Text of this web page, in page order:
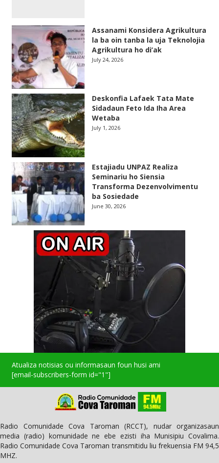
Assanami Konsidera Agrikultura
la ba oin tanba la uja Teknolojia
Agrikultura ho di’ak
July 24, 2026
Deskonfia Lafaek Tata Mate
Sidadaun Feto Ida Iha Area
Wetaba
July 1, 2026
Estajiadu UNPAZ Realiza
Seminariu ho Siensia
Transforma Dezenvolvimentu
ba Sosiedade
June 30, 2026
Atualiza notisias ou informasaun foun husi ami
[email-subscribers-form id="1"]
Radio Comunidade Cova Taroman (RCCT), nudar organizasaun
media (radio) komunidade ne ebe ezisti iha Munisipiu Covalima.
Radio Comunidade Cova Taroman transmitidu liu frekuensia FM 94,5
MHZ.